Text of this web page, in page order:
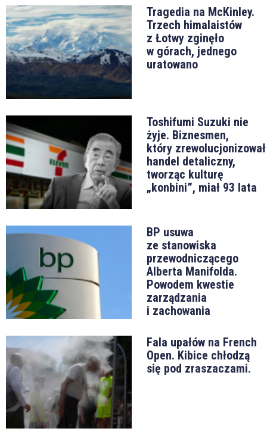
Tragedia na McKinley.
Trzech himalaistów
z Łotwy zginęło
w górach, jednego
uratowano
Toshifumi Suzuki nie
żyje. Biznesmen,
który zrewolucjonizował
handel detaliczny,
tworząc kulturę
„konbini”, miał 93 lata
BP usuwa
ze stanowiska
przewodniczącego
Alberta Manifolda.
Powodem kwestie
zarządzania
i zachowania
Fala upałów na French
Open. Kibice chłodzą
się pod zraszaczami.